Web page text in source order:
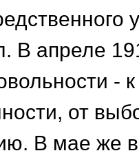
В апреле
-
от
В мае же